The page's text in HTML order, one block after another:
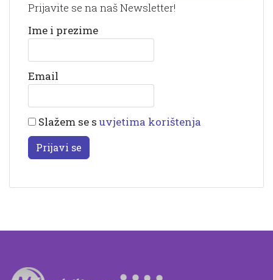
Prijavite se na naš Newsletter!
Ime i prezime
Email
Slažem se s uvjetima korištenja
Prijavi se